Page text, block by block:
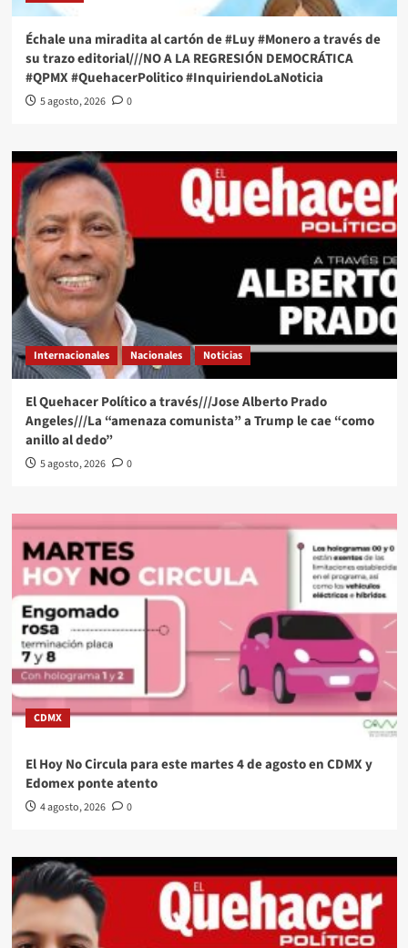
Échale una miradita al cartón de #Luy #Monero a través de
su trazo editorial///NO A LA REGRESIÓN DEMOCRÁTICA
#QPMX #QuehacerPolitico #InquiriendoLaNoticia
5 agosto, 2026 0
Internacionales Nacionales Noticias
El Quehacer Político a través///Jose Alberto Prado
Angeles///La “amenaza comunista” a Trump le cae “como
anillo al dedo”
5 agosto, 2026 0
CDMX
El Hoy No Circula para este martes 4 de agosto en CDMX y
Edomex ponte atento
4 agosto, 2026 0